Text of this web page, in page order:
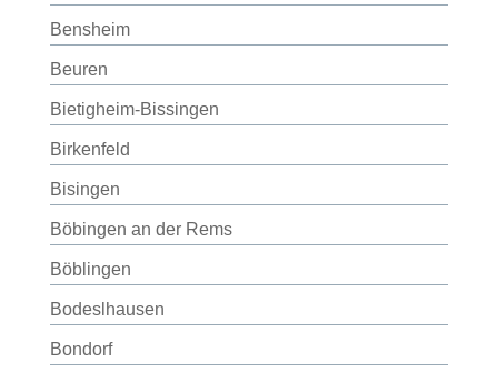
Bensheim
Beuren
Bietigheim-Bissingen
Birkenfeld
Bisingen
Böbingen an der Rems
Böblingen
Bodeslhausen
Bondorf